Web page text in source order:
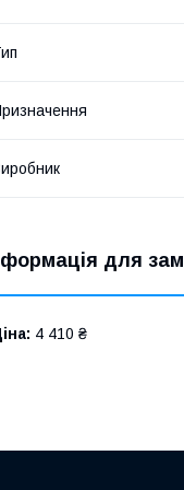
для
4 410 ₴